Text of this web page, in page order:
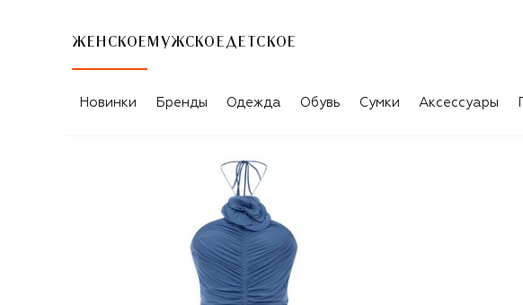
ЖЕНСКОЕ МУЖСКОЕ ДЕТСКОЕ
Новинки Бренды Одежда Обувь Сумки Аксессуары